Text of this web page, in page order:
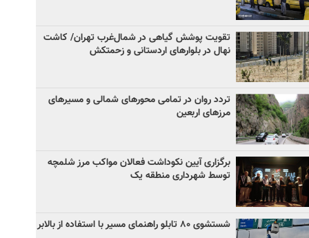
تقویت پوشش گیاهی در شمال‌غرب تهران/ کاشت
نهال در بلوارهای اردستانی و زحمتکش
تردد روان در تمامی محورهای شمالی و مسیرهای
مرزهای اربعین
برگزاری آیین نکوداشت فعالان مواکب مرز شلمچه
توسط شهرداری منطقه یک
شستشوی ۸۰ تابلو راهنمای مسیر با استفاده از بالابر